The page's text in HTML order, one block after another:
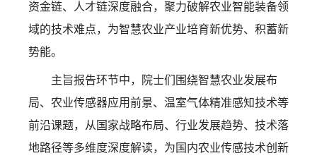
资金链、人才链深度融合，聚力破解农业智能装备领
域的技术难点，为智慧农业产业培育新优势、积蓄新
势能。
主旨报告环节中，院士们围绕智慧农业发展布
局、农业传感器应用前景、温室气体精准感知技术等
前沿课题，从国家战略布局、行业发展趋势、技术落
地路径等多维度深度解读，为国内农业传感技术创新